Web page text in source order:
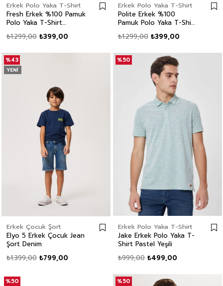
Erkek Polo Yaka T-Shirt
Fresh Erkek %100 Pamuk
Polo Yaka T-Shirt
₺399,00
₺1.299,00
Erkek Polo Yaka T-Shirt
Polite Erkek %100
Pamuk Polo Yaka T-Shirt
₺399,00
₺1.299,00
Erkek Çocuk Şort
Elyo 5 Erkek Çocuk Jean
Şort Denim
₺799,00
₺1.399,00
%43
YENI
Erkek Polo Yaka T-Shirt
Jake Erkek Polo Yaka T-
Shirt Pastel Yeşili
₺499,00
₺999,00
%50
%50 %50